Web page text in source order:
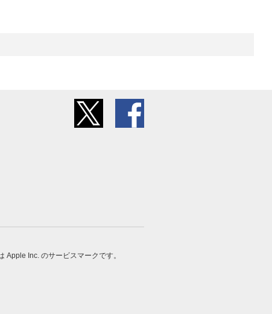
Inc. のサービスマークです。